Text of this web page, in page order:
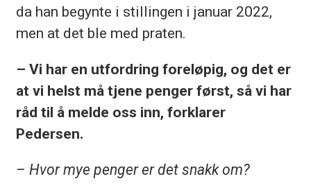
da han begynte i stillingen i januar 2022,
men at det ble med praten.
– Vi har en utfordring foreløpig, og det er
at vi helst må tjene penger først, så vi har
råd til å melde oss inn, forklarer
Pedersen.
– Hvor mye penger er det snakk om?